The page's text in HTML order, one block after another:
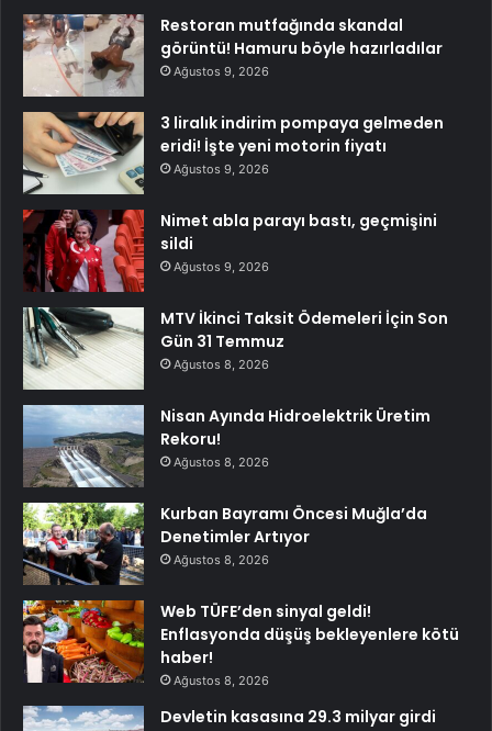
Restoran mutfağında skandal
görüntü! Hamuru böyle hazırladılar
Ağustos 9, 2026
3 liralık indirim pompaya gelmeden
eridi! İşte yeni motorin fiyatı
Ağustos 9, 2026
Nimet abla parayı bastı, geçmişini
sildi
Ağustos 9, 2026
MTV İkinci Taksit Ödemeleri İçin Son
Gün 31 Temmuz
Ağustos 8, 2026
Nisan Ayında Hidroelektrik Üretim
Rekoru!
Ağustos 8, 2026
Kurban Bayramı Öncesi Muğla’da
Denetimler Artıyor
Ağustos 8, 2026
Web TÜFE’den sinyal geldi!
Enflasyonda düşüş bekleyenlere kötü
haber!
Ağustos 8, 2026
Devletin kasasına 29.3 milyar girdi